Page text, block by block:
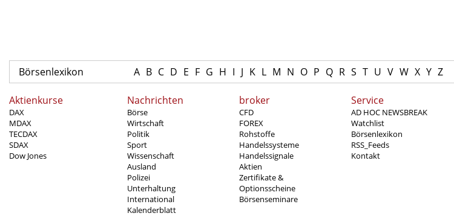
Börsenlexikon A B C D E F G H I J K L M N O P Q R S T U V W X Y Z
Aktienkurse
DAX
MDAX
TECDAX
SDAX
Dow Jones
Nachrichten
Börse
Wirtschaft
Politik
Sport
Wissenschaft
Ausland
Polizei
Unterhaltung
International
Kalenderblatt
broker
CFD
FOREX
Rohstoffe
Handelssysteme
Handelssignale
Aktien
Zertifikate &
Optionsscheine
Börsenseminare
Service
AD HOC NEWSBREAK
Watchlist
Börsenlexikon
RSS_Feeds
Kontakt